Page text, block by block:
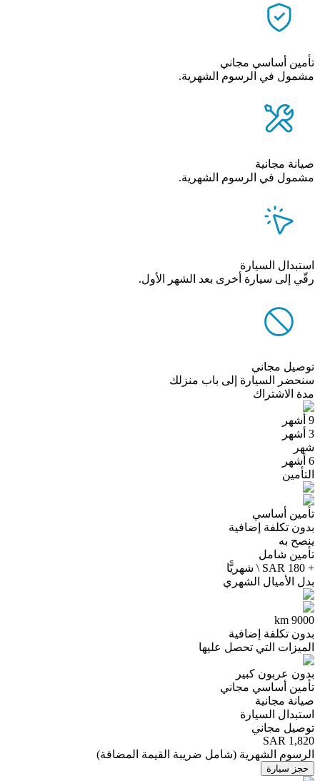
تأمين أساسي مجاني
مشمول في الرسوم الشهرية.
صيانة مجانية
مشمول في الرسوم الشهرية.
استبدال السيارة
رقّي إلى سيارة أخرى بعد الشهر الأول.
توصيل مجاني
سنحضر السيارة إلى باب منزلك
مدة الاشتراك
9 أشهر
3 أشهر
شهر
6 أشهر
التأمين
تأمين أساسي
بدون تكلفة إضافية
ينصح به
تأمين شامل
+ 180 SAR \ شهريًّا
بدل الأميال الشهري
9000 km
بدون تكلفة إضافية
الميزات التي تحصل عليها
بدون عربون كبير
تأمين أساسي مجاني
صيانة مجانية
استبدال السيارة
توصيل مجاني
SAR 1,820
الرسوم الشهرية (شامل ضريبة القيمة المضافة)
حجز سيارة